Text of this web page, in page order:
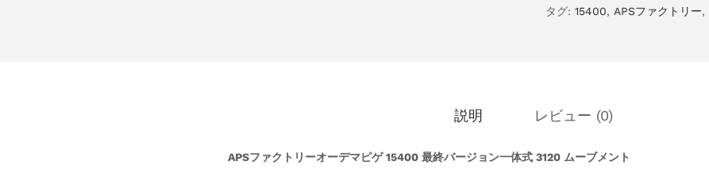
タグ: 15400, APSファクトリー,
説明 レビュー (0)
APSファクトリーオーデマピゲ 15400 最終バージョン一体式 3120 ムーブメント